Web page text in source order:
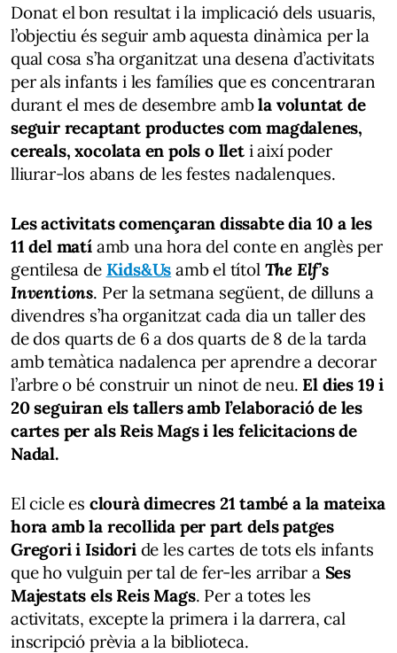
Donat el bon resultat i la implicació dels usuaris,
l’objectiu és seguir amb aquesta dinàmica per la
qual cosa s’ha organitzat una desena d’activitats
per als infants i les famílies que es concentraran
durant el mes de desembre ambla voluntat de
seguir recaptant productes com magdalenes,
cereals, xocolata en pols o llet i així poder
lliurar-los abans de les festes nadalenques.
Les activitats començaran dissabte dia 10 a les
11 del matíamb una hora del conte en anglès per
gentilesa de Kids&Us amb el títol The Elf’s
Inventions. Per la setmana següent, de dilluns a
divendres s’ha organitzat cada dia un taller des
de dos quarts de 6 a dos quarts de 8 de la tarda
amb temàtica nadalenca per aprendre a decorar
l’arbre o bé construir un ninot de neu. El dies 19 i
20 seguiran els tallers amb l’elaboració de les
cartes per als Reis Mags i les felicitacions de
Nadal.
El cicle es clourà dimecres 21 també a la mateixa
hora amb la recollida per part dels patges
Gregori i Isidoride les cartes de tots els infants
que ho vulguin per tal de fer-les arribar a Ses
Majestats els Reis Mags. Per a totes les
activitats, excepte la primera i la darrera, cal
inscripció prèvia a la biblioteca.